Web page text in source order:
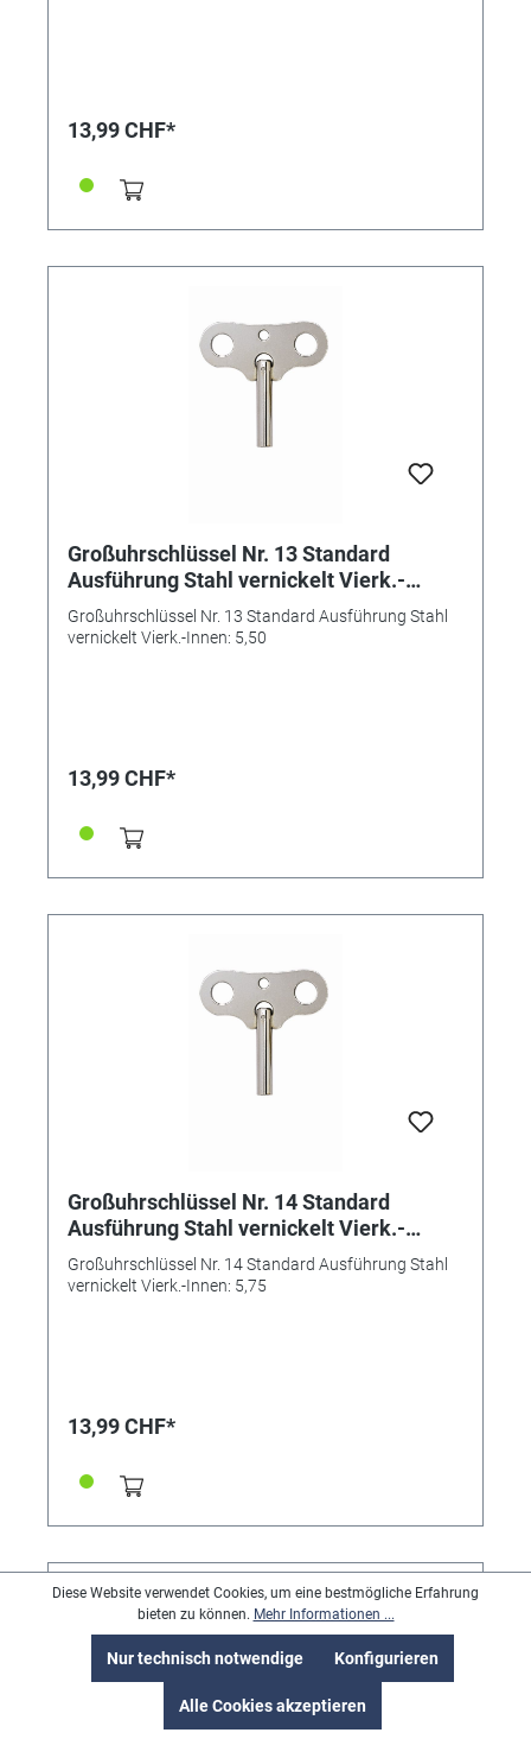
13,99 CHF*
Großuhrschlüssel Nr. 13 Standard
Ausführung Stahl vernickelt Vierk.-
Innen: 5,50
Großuhrschlüssel Nr. 13 Standard Ausführung Stahl
vernickelt Vierk.-Innen: 5,50
13,99 CHF*
Großuhrschlüssel Nr. 14 Standard
Ausführung Stahl vernickelt Vierk.-
Innen: 5,75
Großuhrschlüssel Nr. 14 Standard Ausführung Stahl
vernickelt Vierk.-Innen: 5,75
13,99 CHF*
Diese Website verwendet Cookies, um eine bestmögliche Erfahrung
bieten zu können. Mehr Informationen ...
Nur technisch notwendige Konfigurieren
Alle Cookies akzeptieren